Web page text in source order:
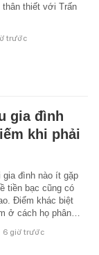
thân thiết với Trấn
trước
gia đình
khi phải
gia đình nào ít gặp
tiền bạc cũng có
Điểm khác biệt
ở cách họ phân…
6 giờ trước